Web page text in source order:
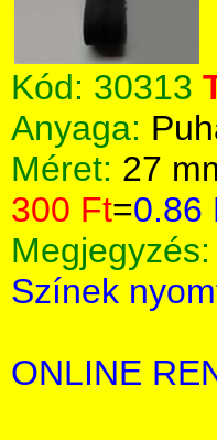
Kód: 30313
Anyaga:
Méret: 27
300 Ft=0.86
Megjegyzés:
Színek
ONLINE